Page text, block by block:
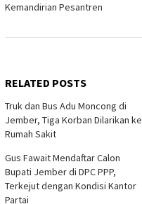
Kemandirian Pesantren
RELATED POSTS
Truk dan Bus Adu Moncong di
Jember, Tiga Korban Dilarikan ke
Rumah Sakit
Gus Fawait Mendaftar Calon
Bupati Jember di DPC PPP,
Terkejut dengan Kondisi Kantor
Partai